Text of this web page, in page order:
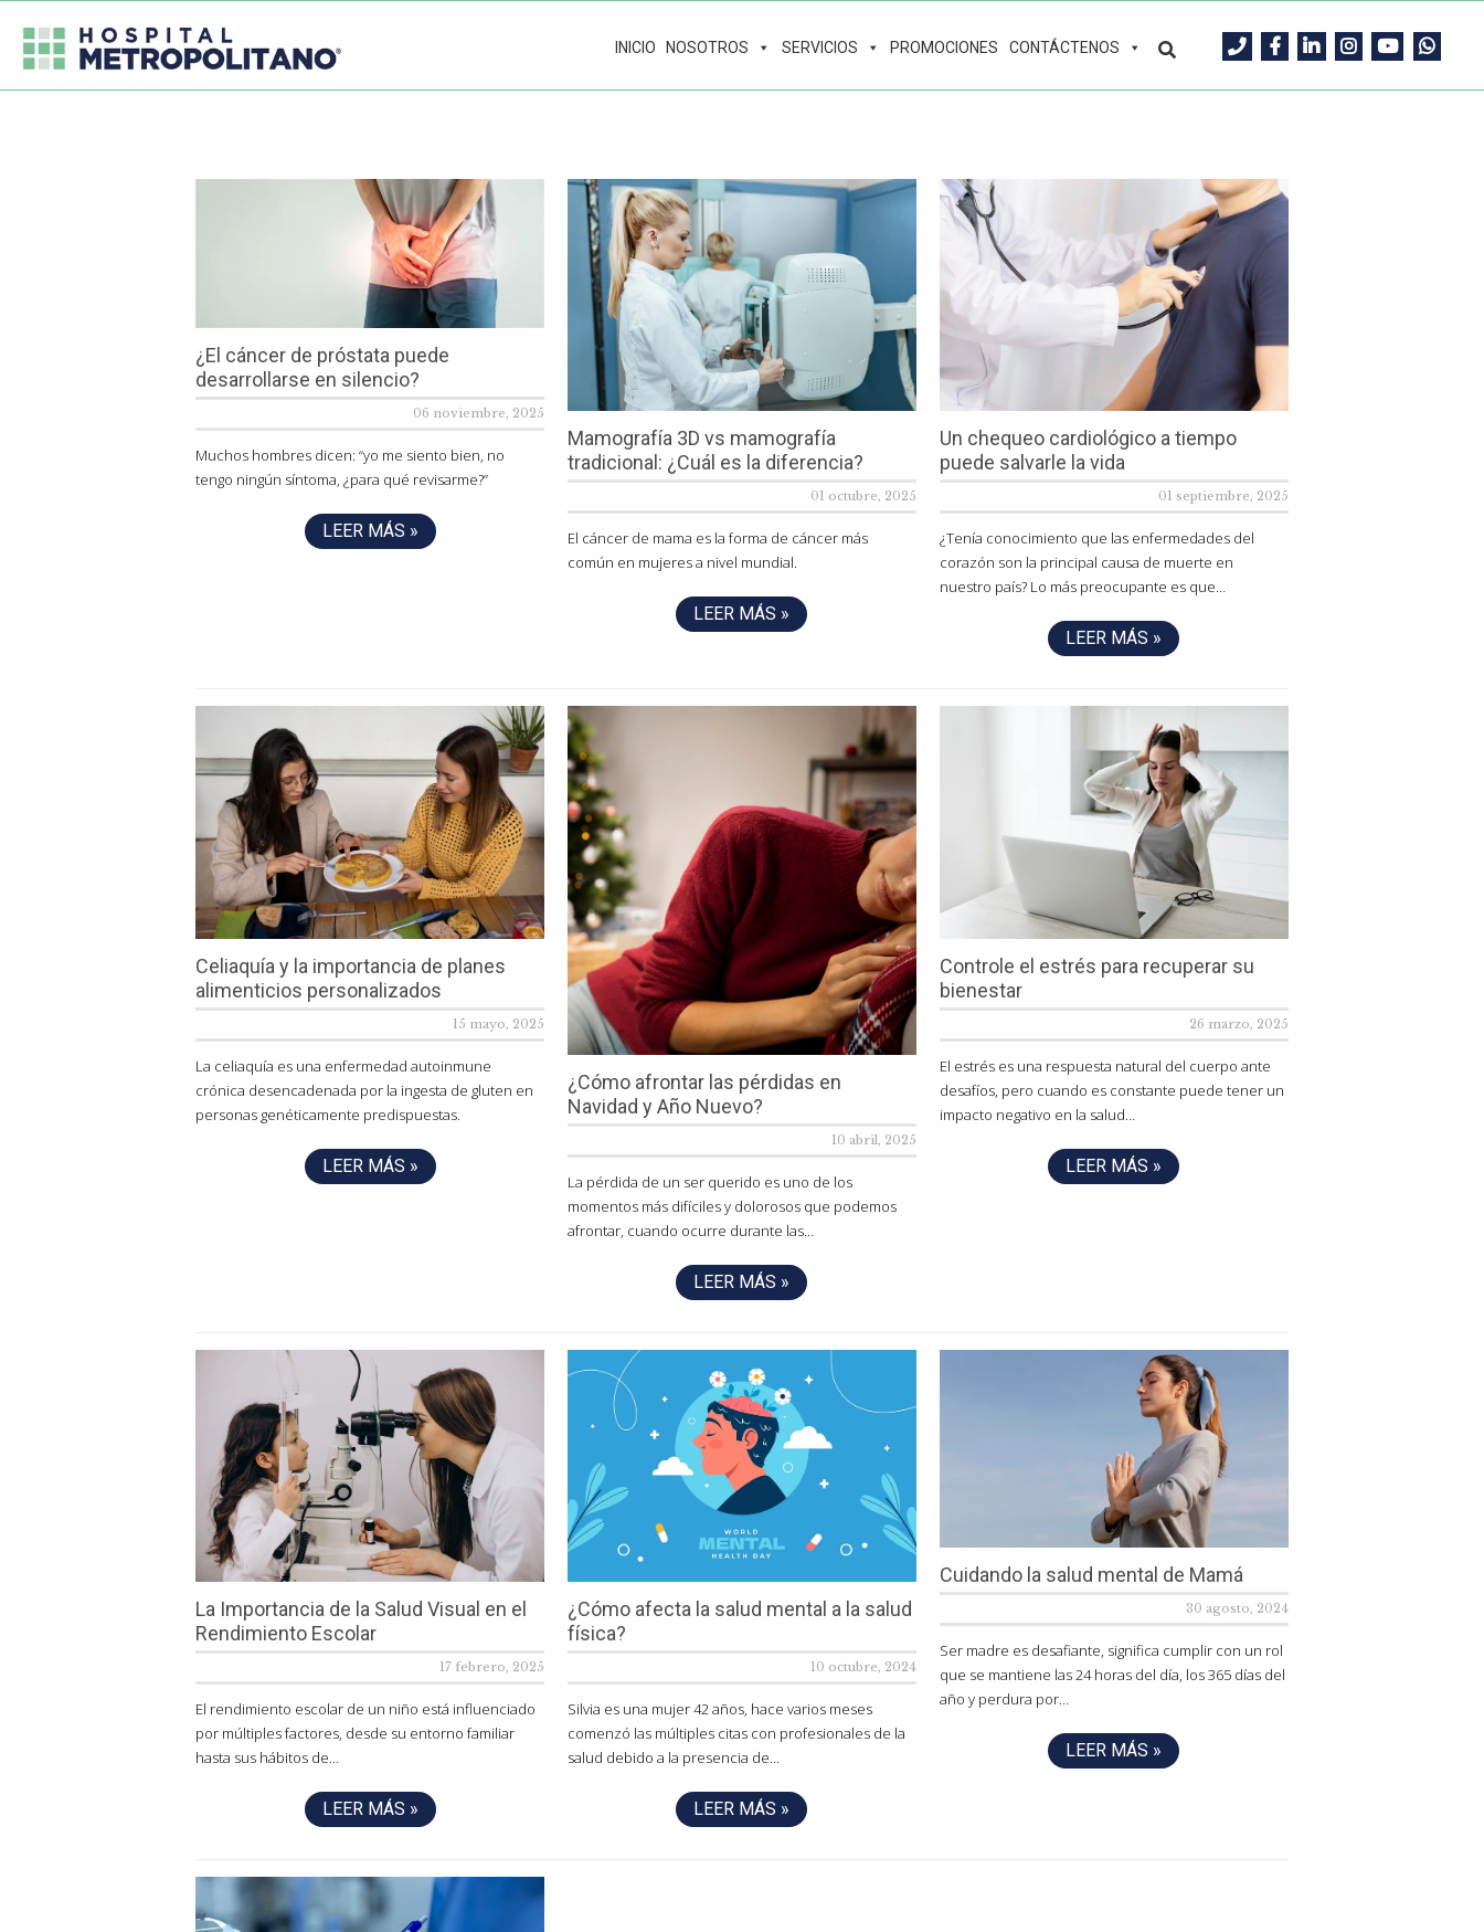
INICIO NOSOTROS SERVICIOS PROMOCIONES CONTÁCTENOS
¿El cáncer de próstata puede
desarrollarse en silencio?
06 noviembre, 2025
Muchos hombres dicen: “yo me siento bien, no
tengo ningún síntoma, ¿para qué revisarme?”
LEER MÁS »
Mamografía 3D vs mamografía
tradicional: ¿Cuál es la diferencia?
01 octubre, 2025
El cáncer de mama es la forma de cáncer más
común en mujeres a nivel mundial.
LEER MÁS »
Un chequeo cardiológico a tiempo
puede salvarle la vida
01 septiembre, 2025
¿Tenía conocimiento que las enfermedades del
corazón son la principal causa de muerte en
nuestro país? Lo más preocupante es que…
LEER MÁS »
Celiaquía y la importancia de planes
alimenticios personalizados
15 mayo, 2025
La celiaquía es una enfermedad autoinmune
crónica desencadenada por la ingesta de gluten en
personas genéticamente predispuestas.
LEER MÁS »
¿Cómo afrontar las pérdidas en
Navidad y Año Nuevo?
10 abril, 2025
La pérdida de un ser querido es uno de los
momentos más difíciles y dolorosos que podemos
afrontar, cuando ocurre durante las…
LEER MÁS »
Controle el estrés para recuperar su
bienestar
26 marzo, 2025
El estrés es una respuesta natural del cuerpo ante
desafíos, pero cuando es constante puede tener un
impacto negativo en la salud…
LEER MÁS »
La Importancia de la Salud Visual en el
Rendimiento Escolar
17 febrero, 2025
El rendimiento escolar de un niño está influenciado
por múltiples factores, desde su entorno familiar
hasta sus hábitos de…
LEER MÁS »
¿Cómo afecta la salud mental a la salud
física?
10 octubre, 2024
Silvia es una mujer 42 años, hace varios meses
comenzó las múltiples citas con profesionales de la
salud debido a la presencia de…
LEER MÁS »
Cuidando la salud mental de Mamá
30 agosto, 2024
Ser madre es desafiante, significa cumplir con un rol
que se mantiene las 24 horas del día, los 365 días del
año y perdura por…
LEER MÁS »